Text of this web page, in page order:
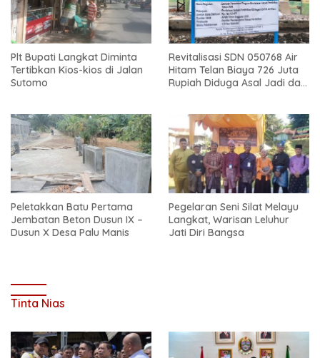
Plt Bupati Langkat Diminta
Tertibkan Kios-kios di Jalan
Sutomo
Revitalisasi SDN 050768 Air
Hitam Telan Biaya 726 Juta
Rupiah Diduga Asal Jadi dan
Peletakkan Batu Pertama
Jembatan Beton Dusun IX –
Dusun X Desa Palu Manis
Pegelaran Seni Silat Melayu
Langkat, Warisan Leluhur
Jati Diri Bangsa
Tinta Nias